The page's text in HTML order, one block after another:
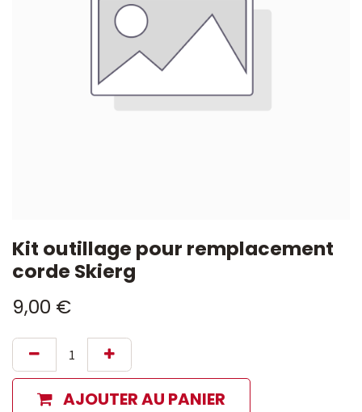
Kit outillage pour remplacement
corde Skierg
9,00 €
AJOUTER AU PANIER